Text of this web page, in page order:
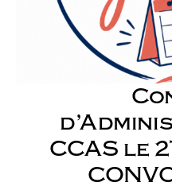
CCAS le